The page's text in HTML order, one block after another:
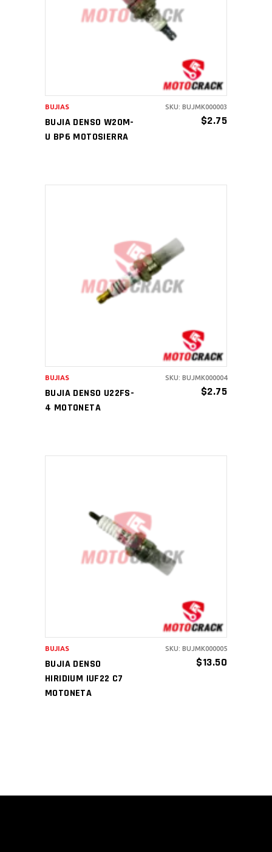
AÑADIR AL CARRITO
BUJIA DENSO W20M-
U BP6 MOTOSIERRA
$2.75
BUJIAS SKU: BUJMK000003
AÑADIR AL CARRITO
BUJIA DENSO U22FS-
4 MOTONETA
$2.75
BUJIAS SKU: BUJMK000004
AÑADIR AL CARRITO
BUJIA DENSO
HIRIDIUM IUF22 C7
MOTONETA
$13.50
BUJIAS SKU: BUJMK000005